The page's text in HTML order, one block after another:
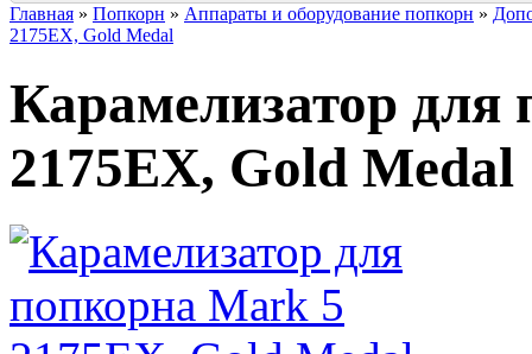
Главная » Попкорн » Аппараты и оборудование попкорн »
2175EX, Gold Medal
Карамелизатор
2175EX, Gold Medal